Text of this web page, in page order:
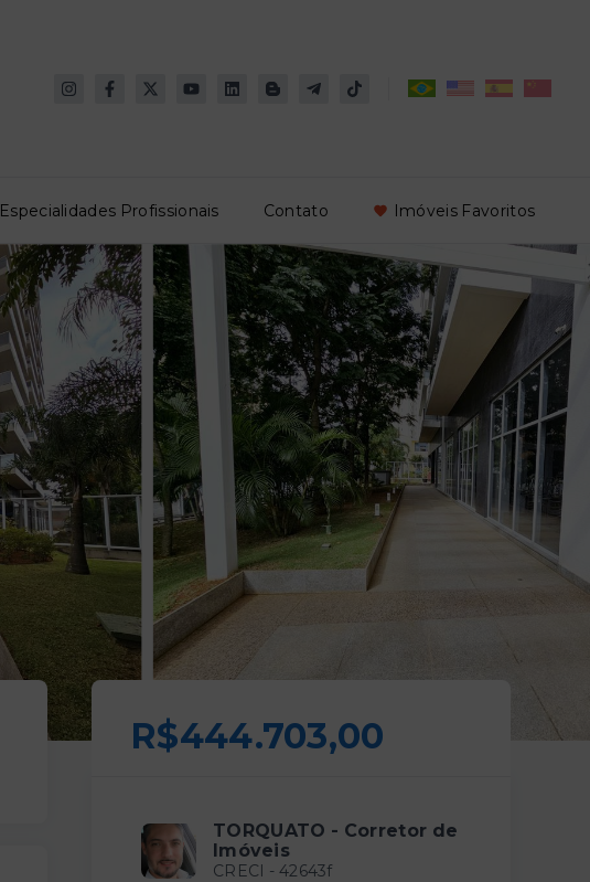
Especialidades Profissionais Contato Imóveis Favoritos
R$444.703,00
TORQUATO - Corretor de
Imóveis
CRECI - 42643f